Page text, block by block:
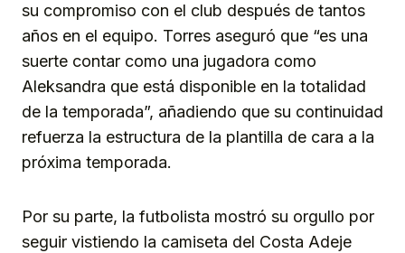
su compromiso con el club después de tantos
años en el equipo. Torres aseguró que “es una
suerte contar como una jugadora como
Aleksandra que está disponible en la totalidad
de la temporada”, añadiendo que su continuidad
refuerza la estructura de la plantilla de cara a la
próxima temporada.
Por su parte, la futbolista mostró su orgullo por
seguir vistiendo la camiseta del Costa Adeje